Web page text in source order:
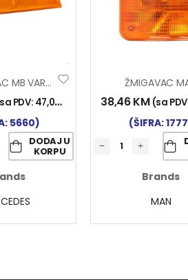
ŽMIGAVAC MB VARIO LIJ.
PDV: 47,00
5660)
DODAJ U
KORPU
ŽMIGAVAC
38,46KM (sa
(ŠIFRA:
Brands
MAN